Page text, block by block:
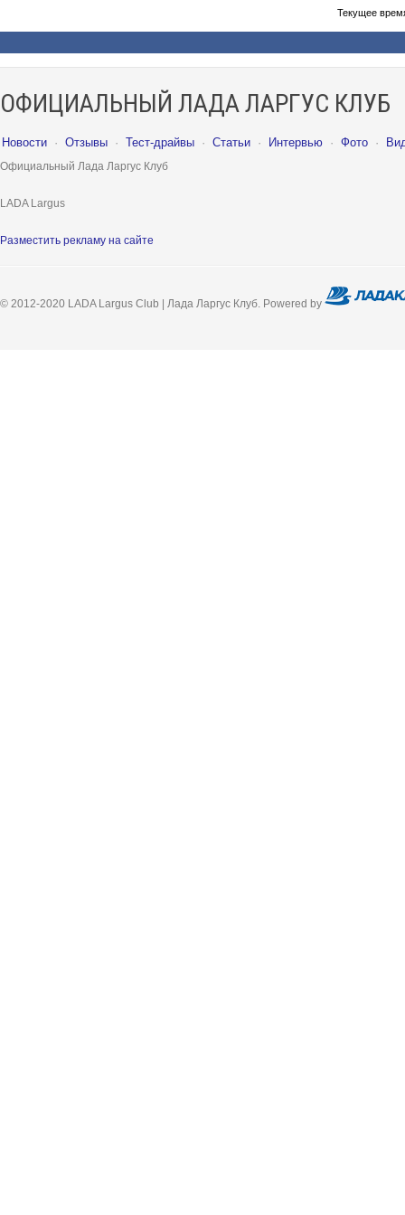
Текущее
ОФИЦИАЛЬНЫЙ ЛАДА ЛАРГУС КЛУБ
Новости · Отзывы · Тест-драйвы · Статьи · Интервью · Фото ·
Официальный Лада Ларгус Клуб
LADA Largus
Разместить рекламу на сайте
© 2012-2020 LADA Largus Club | Лада Ларгус Клуб. Powered by